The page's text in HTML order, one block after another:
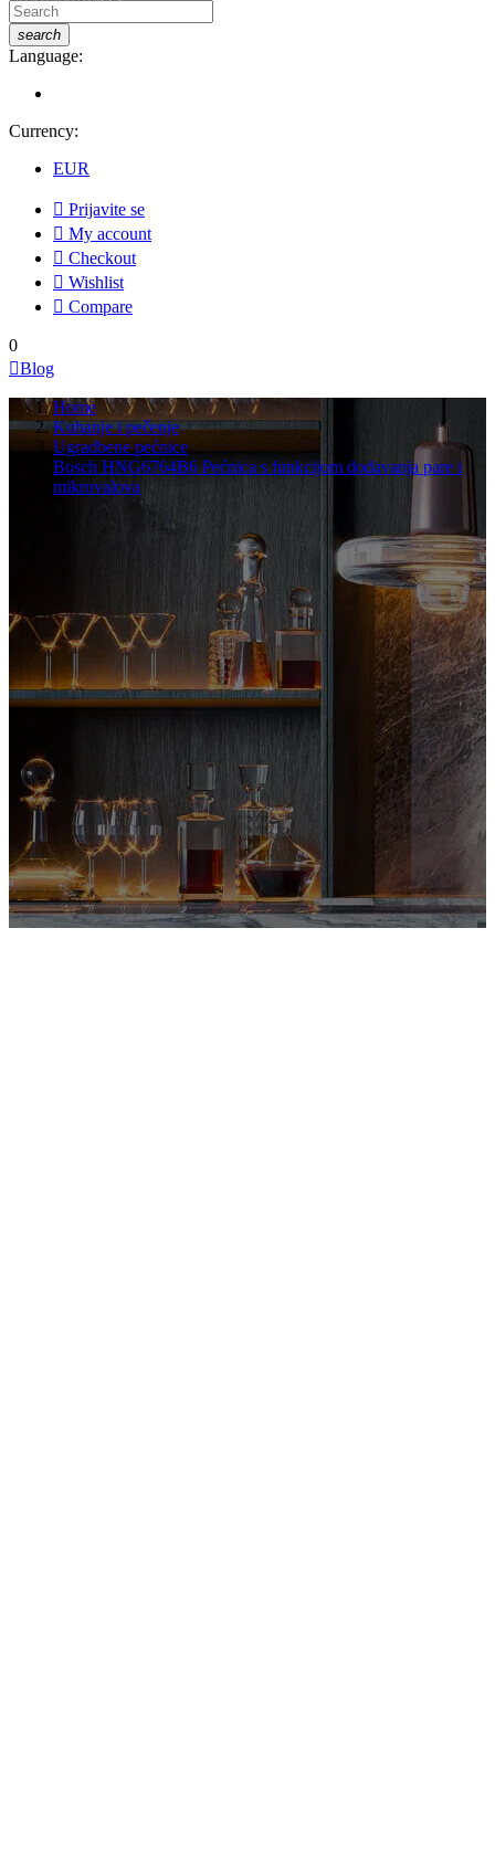
search
Language:
Currency:
EUR
 Prijavite se
 My account
 Checkout
 Wishlist
 Compare
0
Blog
Home
Kuhanje i pečenje
Ugradbene pećnice
Bosch HNG6764B6 Pećnica s funkcijom dodavanja pare i
mikrovalova